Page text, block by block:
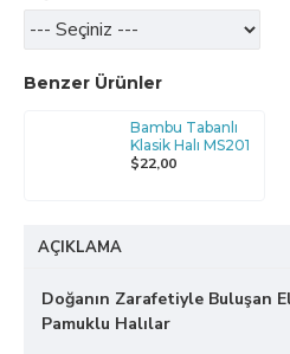
Benzer Ürünler
Bambu Tabanlı
Klasik Halı MS201
$22,00
AÇIKLAMA
Doğanın Zarafetiyle Buluşan
Pamuklu Halılar